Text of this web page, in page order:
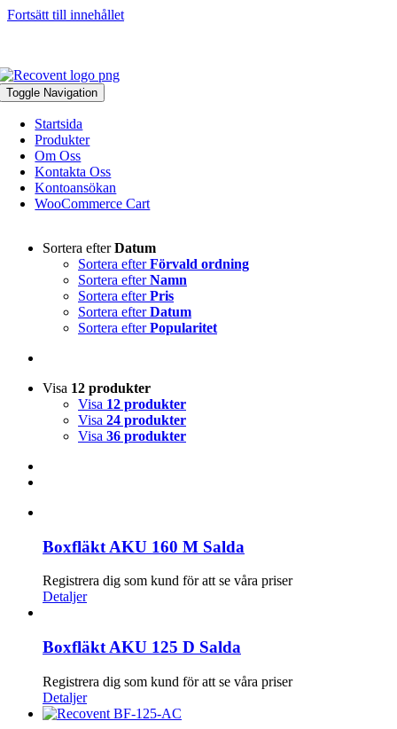
Fortsätt till innehållet
Toggle Navigation
Startsida
Produkter
Om Oss
Kontakta Oss
Kontoansökan
WooCommerce Cart
Sortera efterDatum
Sortera efterFörvald ordning
Sortera efterNamn
Sortera efterPris
Sortera efterDatum
Sortera efterPopularitet
Visa 12 produkter
Visa 12 produkter
Visa 24 produkter
Visa 36 produkter
Boxfläkt AKU 160 M Salda
Registrera dig som kund för att se våra priser
Detaljer
Boxfläkt AKU 125 D Salda
Registrera dig som kund för att se våra priser
Detaljer